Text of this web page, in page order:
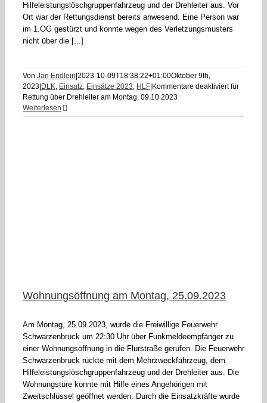
Hilfeleistungslöschgruppenfahrzeug und der Drehleiter aus. Vor
Ort war der Rettungsdienst bereits anwesend. Eine Person war
im 1.OG gestürzt und konnte wegen des Verletzungsmusters
nicht über die [...]
Von Jan Endlein 2023-10-09T18:38:22+01:00Oktober 9th,
2023 DLK, Einsatz, Einsätze 2023, HLF Kommentare deaktiviertfür
Rettung über Drehleiter am Montag, 09.10.2023
Weiterlesen
Wohnungsöffnung am Montag, 25.09.2023
Am Montag, 25.09.2023, wurde die Freiwillige Feuerwehr
Schwarzenbruck um 22:30 Uhr über Funkmeldeempfänger zu
einer Wohnungsöffnung in die Flurstraße gerufen. Die Feuerwehr
Schwarzenbruck rückte mit dem Mehrzweckfahrzeug, dem
Hilfeleistungslöschgruppenfahrzeug und der Drehleiter aus. Die
Wohnungstüre konnte mit Hilfe eines Angehörigen mit
Zweitschlüssel geöffnet werden. Durch die Einsatzkräfte wurde